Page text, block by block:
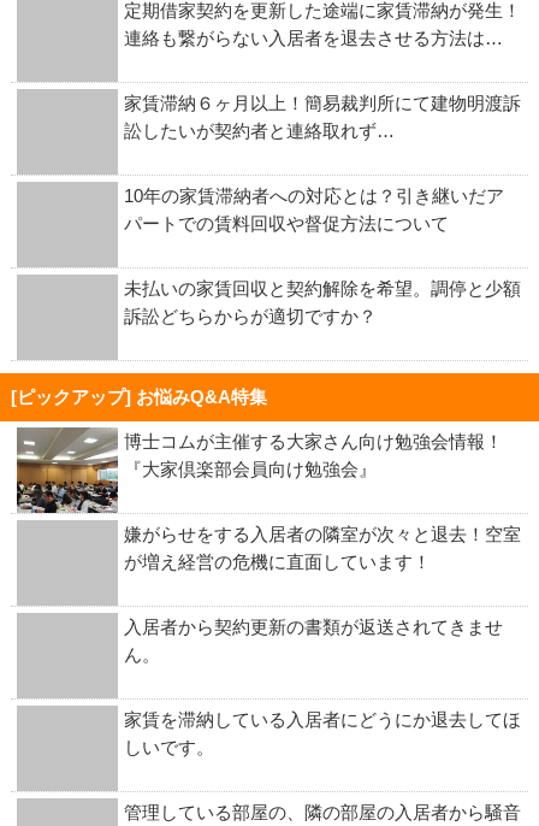
定期借家契約を更新した途端に家賃滞納が発生！
連絡も繋がらない入居者を退去させる方法は…
家賃滞納６ヶ月以上！簡易裁判所にて建物明渡訴
訟したいが契約者と連絡取れず…
10年の家賃滞納者への対応とは？引き継いだア
パートでの賃料回収や督促方法について
未払いの家賃回収と契約解除を希望。調停と少額
訴訟どちらからが適切ですか？
[ピックアップ] お悩みQ&A特集
博士コムが主催する大家さん向け勉強会情報！
『大家倶楽部会員向け勉強会』
嫌がらせをする入居者の隣室が次々と退去！空室
が増え経営の危機に直面しています！
入居者から契約更新の書類が返送されてきませ
ん。
家賃を滞納している入居者にどうにか退去してほ
しいです。
管理している部屋の、隣の部屋の入居者から騒音